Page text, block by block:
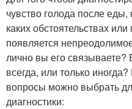
чувство голода после
каких обстоятельствах
появляется
лично вы его
всегда, или только
вопросы можно выбрать
диагностики: